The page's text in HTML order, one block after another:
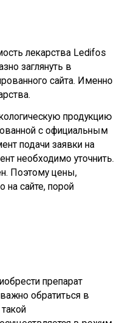
лекарства Ledifos
заглянуть в
сайта. Именно
продукцию
с официальным
подачи заявки на
необходимо уточнить.
Поэтому цены,
на сайте, порой
препарат
обратиться в